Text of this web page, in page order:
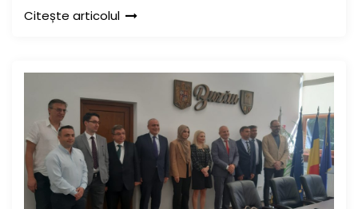
Citește articolul